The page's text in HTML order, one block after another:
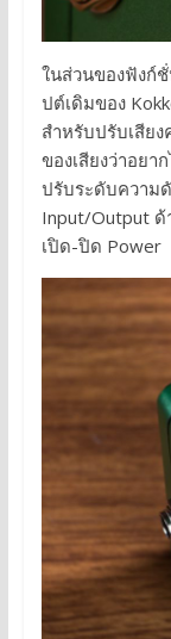
ในส่วนของฟังก์
ปต์เดิมของ
สำหรับปรับเสีย
ของเสียงว่าอย
ปรับระดับความ
Input/Output ด้
เปิด-ปิด Power